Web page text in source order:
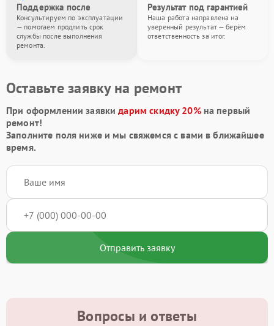
Поддержка после
Консультируем по эксплуатации
— помогаем продлить срок
службы после выполнения
ремонта.
Результат под гарантией
Наша работа направлена на
уверенный результат — берём
ответственность за итог.
Оставьте заявку на ремонт
При оформлении заявкидарим скидку 20%на первый
ремонт!
Заполните поля ниже и мы свяжемся с вами в ближайшее
время.
Отправить заявку
Вопросы и ответы